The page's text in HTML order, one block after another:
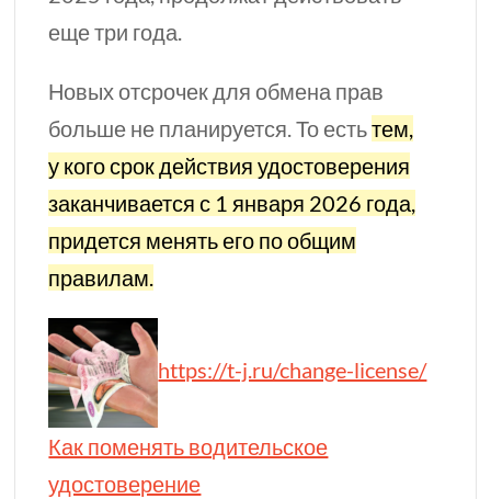
еще три года.
Новых отсрочек для обмена прав
больше не планируется. То естьтем,
у кого срок действия удостоверения
заканчивается с 1 января 2026 года,
придется менять его по общим
правилам.
https://t-j.ru/change-license/
Как поменять водительское
удостоверение